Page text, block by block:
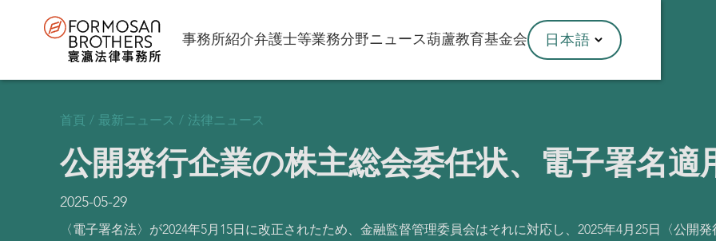
事務所紹介弁護士等業務分野ニュース葫蘆教育基金会 日本語
首頁 / 最新ニュース / 法律ニュース
公開発行企業の株主総会委任状、電子署名適
2025-05-29
〈電子署名法〉が2024年5月15日に改正されたため、金融監督管理委員会はそれに対応し、2025年4月25日〈公開